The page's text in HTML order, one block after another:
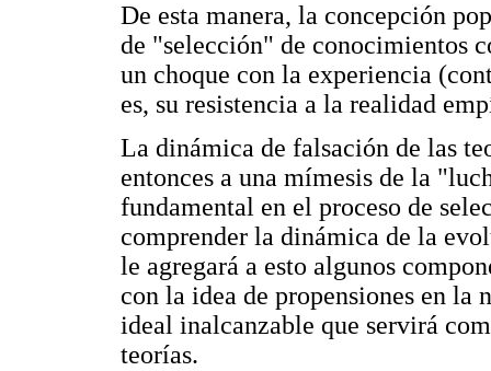
De esta manera, la concepción
de "selección" de conocimientos
un choque con la experiencia
es, su resistencia a la realidad
La dinámica de falsación de las
entonces a una mímesis de la
fundamental en el proceso de
comprender la dinámica de la
le agregará a esto algunos
con la idea de propensiones en la
ideal inalcanzable que servirá
teorías.